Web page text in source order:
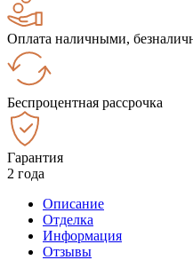
Оплата наличными,
Беспроцентная рассрочка
Гарантия
2 года
Описание
Отделка
Информация
Отзывы